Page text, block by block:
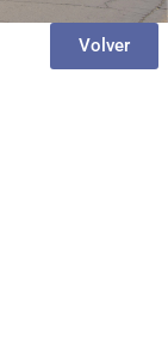
Volver